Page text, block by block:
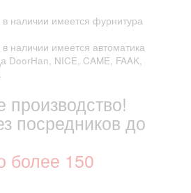
в наличии имеется фурнитура
в наличии имеется автоматика
DoorHan, NICE, CAME, FAAK,
производство!
посредников до
более 150